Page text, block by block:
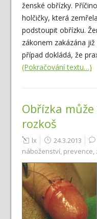
ženské obřízky.
holčičky, která
podstoupit obřízku.
zákonem zakázána
případ dokládá, že
(Pokračování textu…)
Obřízka
rozkoš
lx 24.3.2013
náboženství, prevence,